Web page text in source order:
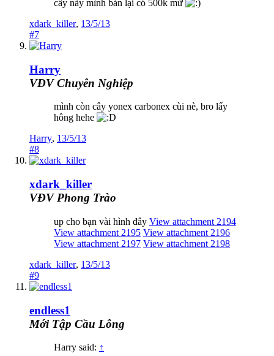
cây này mình bán lại có 500k mừ
xdark_killer, 13/5/13
#7
Harry
VĐV Chuyên Nghiệp
mình còn cây yonex carbonex cùi nè, bro lấy
hông hehe
Harry, 13/5/13
#8
xdark_killer
VĐV Phong Trào
up cho bạn vài hình đây View attachment 2194
View attachment 2195 View attachment 2196
View attachment 2197 View attachment 2198
xdark_killer, 13/5/13
#9
endless1
Mới Tập Cầu Lông
Harry said: ↑